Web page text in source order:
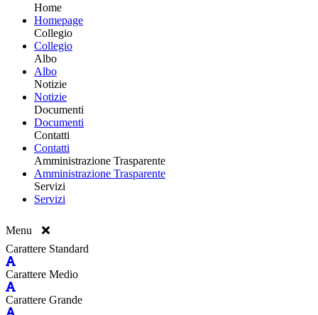
Home
Homepage
Collegio
Collegio
Albo
Albo
Notizie
Notizie
Documenti
Documenti
Contatti
Contatti
Amministrazione Trasparente
Amministrazione Trasparente
Servizi
Servizi
Menu
Carattere Standard
Carattere Medio
Carattere Grande